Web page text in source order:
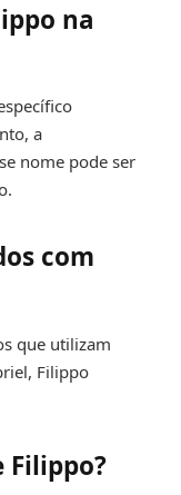
na
a
nome pode ser
com
que utilizam
Filippo
Filippo?